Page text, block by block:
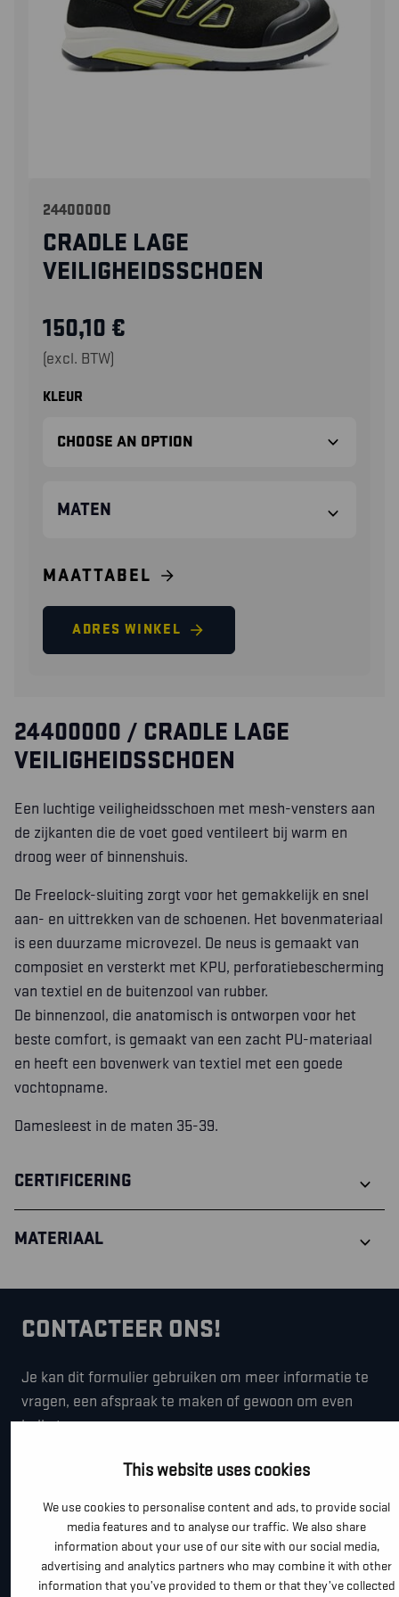
This website uses cookies
We use cookies to personalise content and ads, to provide social
media features and to analyse our traffic. We also share
information about your use of our site with our social media,
advertising and analytics partners who may combine it with other
information that you’ve provided to them or that they’ve collected
24400000
CRADLE LAGE
VEILIGHEIDSSCHOEN
150,10 €
(excl. BTW)
KLEUR
MATEN
MAATTABEL
ADRES WINKEL
24400000 / CRADLE LAGE
VEILIGHEIDSSCHOEN
Een luchtige veiligheidsschoen met mesh-vensters aan
de zijkanten die de voet goed ventileert bij warm en
droog weer of binnenshuis.
De Freelock-sluiting zorgt voor het gemakkelijk en snel
aan- en uittrekken van de schoenen. Het bovenmateriaal
is een duurzame microvezel. De neus is gemaakt van
composiet en versterkt met KPU, perforatiebescherming
van textiel en de buitenzool van rubber.
De binnenzool, die anatomisch is ontworpen voor het
beste comfort, is gemaakt van een zacht PU-materiaal
en heeft een bovenwerk van textiel met een goede
vochtopname.
Damesleest in de maten 35-39.
CERTIFICERING
MATERIAAL
CONTACTEER ONS!
Je kan dit formulier gebruiken om meer informatie te
vragen, een afspraak te maken of gewoon om even
hallo te zeggen.
" geeft vereiste velden aan
VOOR- EN ACHTERNAAM *
TELEFOON / MOBIEL *